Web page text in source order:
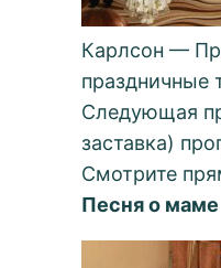
Карлсон —
праздничные
Следующая
заставка)
Смотрите
Песня о маме